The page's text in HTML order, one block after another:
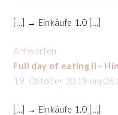
[…] → Einkäufe 1.0 […]
Antworten
Full day of eating II -
19. Oktober 2019 um
[…] → Einkäufe 1.0 […]